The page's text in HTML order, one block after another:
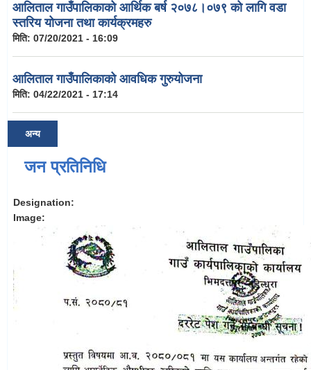
आलिताल गाउँपालिकाको आर्थिक बर्ष २०७८।०७९ को लागि वडा
स्तरिय योजना तथा कार्यक्रमहरु
मिति: 07/20/2021 - 16:09
आलिताल गाउँपालिकाको आवधिक गुरुयोजना
मिति: 04/22/2021 - 17:14
अन्य
जन प्रतिनिधि
Designation:
Image: